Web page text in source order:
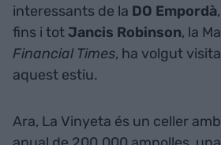
interessants de la DO Empordà
fins i totJancis Robinson, la
Financial Times, ha volgut
aquest estiu.
Ara, La Vinyeta és un celler